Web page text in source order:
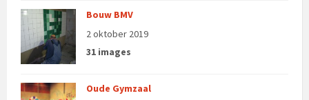
Bouw BMV
2 oktober 2019
31 images
Oude Gymzaal